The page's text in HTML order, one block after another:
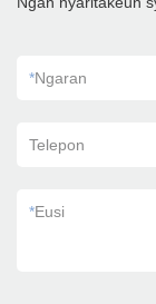
*Ngaran
Telepon
*Eusi